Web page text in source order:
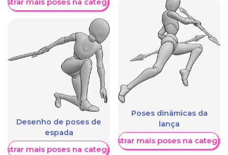
Desenho de poses de
espada
mais poses na categoria
Poses dinâmicas da
lança
Mostrar mais poses na